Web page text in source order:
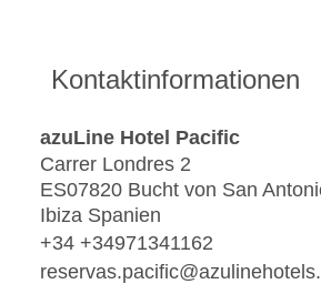
Kontaktinformationen
azuLine Hotel Pacific
Carrer Londres 2
ES07820 Bucht von San
Ibiza Spanien
+34 +34971341162